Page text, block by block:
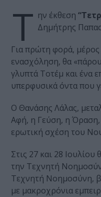
Τ ην έκθεση
Δημήτρης
Για πρώτη φορά,
ενασχόληση, θα
γλυπτά Τοτέμ και ένα
υπερφυσικά όντα που
Ο Θανάσης Λάλας,
Αφή, η Γεύση, η Όραση,
ερωτική σχέση του
Στις 27 και 28
την Τεχνητή
Τεχνητή Νοημοσύνη,
με μακροχρόνια